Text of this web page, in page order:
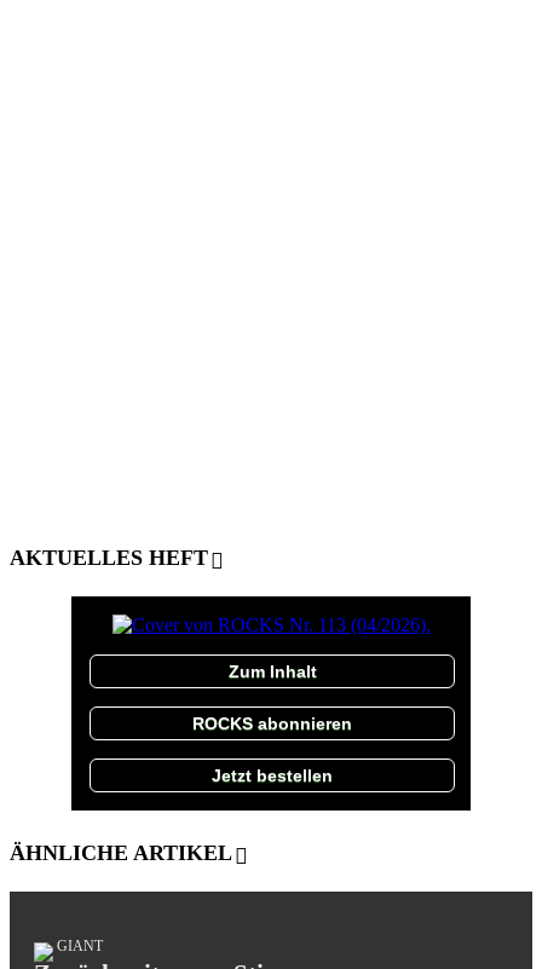
AKTUELLES HEFT
Zum Inhalt
ROCKS abonnieren
Jetzt bestellen
ÄHNLICHE ARTIKEL
GIANT